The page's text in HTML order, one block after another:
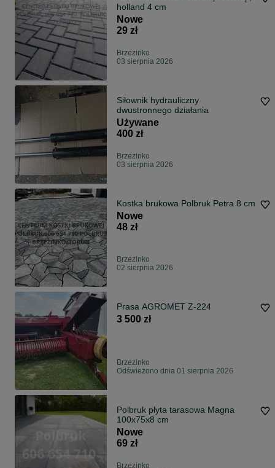
holland 4 cm
Nowe
29 zł
Brzezinko
03 sierpnia 2026
Siłownik hydrauliczny
dwustronnego działania
Używane
400 zł
Brzezinko
03 sierpnia 2026
Kostka brukowa Polbruk Petra 8 cm
Nowe
48 zł
Brzezinko
02 sierpnia 2026
Prasa AGROMET Z-224
3 500 zł
Brzezinko
Odświeżono dnia 01 sierpnia 2026
Polbruk płyta tarasowa Magna
100x75x8 cm
Nowe
69 zł
Brzezinko